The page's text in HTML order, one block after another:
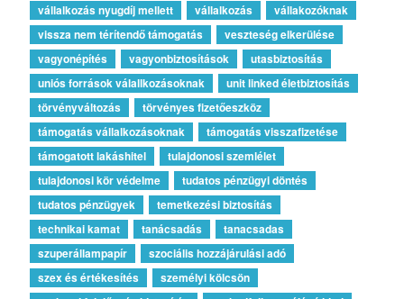
vállalkozás nyugdíj mellett
vállalkozás
vállakozóknak
vissza nem térítendő támogatás
veszteség elkerülése
vagyonépítés
vagyonbiztosítások
utasbiztosítás
uniós források válallkozásoknak
unit linked életbiztosítás
törvényváltozás
törvényes fizetőeszköz
támogatás vállalkozásoknak
támogatás visszafizetése
támogatott lakáshitel
tulajdonosi szemlélet
tulajdonosi kör védelme
tudatos pénzügyi döntés
tudatos pénzügyek
temetkezési biztosítás
technikai kamat
tanácsadás
tanacsadas
szuperállampapír
szociális hozzájárulási adó
szex és értékesítés
személyi kölcsön